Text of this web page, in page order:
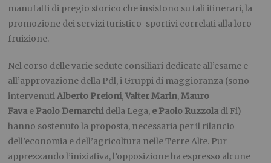
manufatti di pregio storico che insistono su tali itinerari, la
promozione dei servizi turistico-sportivi correlati alla loro
fruizione.
Nel corso delle varie sedute consiliari dedicate all’esame e
all’approvazione della Pdl, i Gruppi di maggioranza (sono
intervenutiAlberto Preioni,Valter Marin,Mauro
Fava e Paolo Demarchidella Lega, e Paolo Ruzzola di Fi)
hanno sostenuto la proposta, necessaria per il rilancio
dell’economia e dell’agricoltura nelle Terre Alte. Pur
apprezzando l’iniziativa, l’opposizione ha espresso alcune